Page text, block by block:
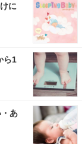
に
ら1
あ